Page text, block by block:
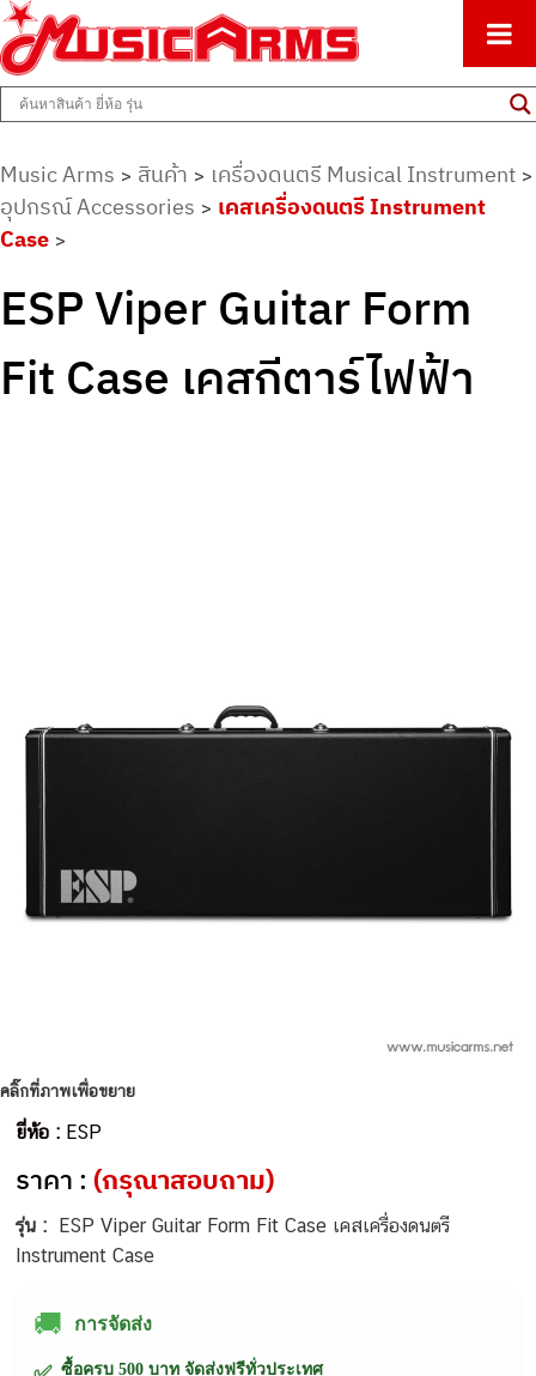
Music Arms
ศูนย์รวมครื่องดนตรีทุกชนิด ตั้งแต่เริ่มต้นถึงมืออาชีพ
Music Arms > สินค้า > เครื่องดนตรี Musical Instrument >
อุปกรณ์ Accessories > เคสเครื่องดนตรี Instrument
Case >
ESP Viper Guitar Form
Fit Case เคสกีตาร์ไฟฟ้า
คลิ๊กที่ภาพเพื่อขยาย
ยี่ห้อ : ESP
ราคา :(กรุณาสอบถาม)
รุ่น : ESP Viper Guitar Form Fit Case เคสเครื่องดนตรี
Instrument Case
🚚 การจัดส่ง
ซื้อครบ 500 บาท จัดส่งฟรีทั่วประเทศ